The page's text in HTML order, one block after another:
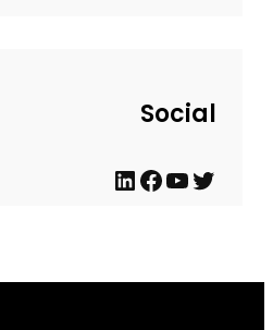
Social
ت ي ف ل